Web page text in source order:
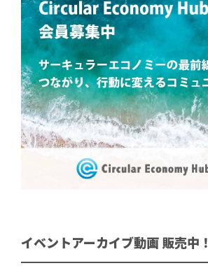
イベントアーカイブ動画 販売中！